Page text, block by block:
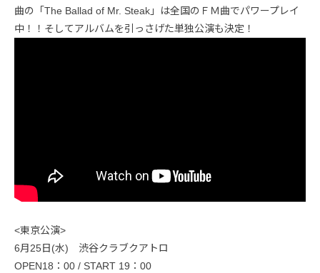
曲の「The Ballad of Mr. Steak」は全国のＦＭ曲でパワープレイ
中！！そしてアルバムを引っさげた単独公演も決定！
<東京公演>
6月25日(水) 渋谷クラブクアトロ
OPEN18：00 / START 19：00